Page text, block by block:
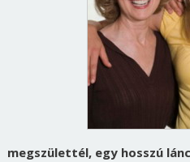
megszülettél, egy hosszú